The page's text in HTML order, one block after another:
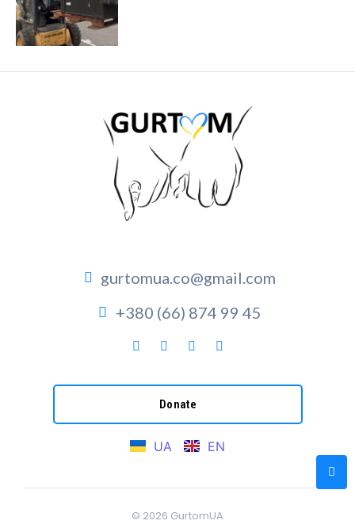
gurtomua.co@gmail.com
+380 (66) 874 99 45
Donate
UA EN
© 2026 GurtomUA